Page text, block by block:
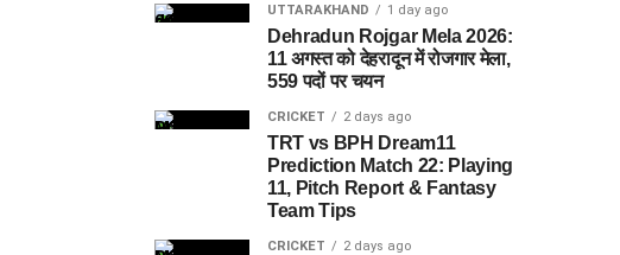
UTTARAKHAND 1 day ago
Dehradun Rojgar Mela 2026:
11 अगस्त को देहरादून में रोजगार मेला,
559 पदों पर चयन
CRICKET 2 days ago
TRT vs BPH Dream11
Prediction Match 22: Playing
11, Pitch Report & Fantasy
Team Tips
CRICKET 2 days ago